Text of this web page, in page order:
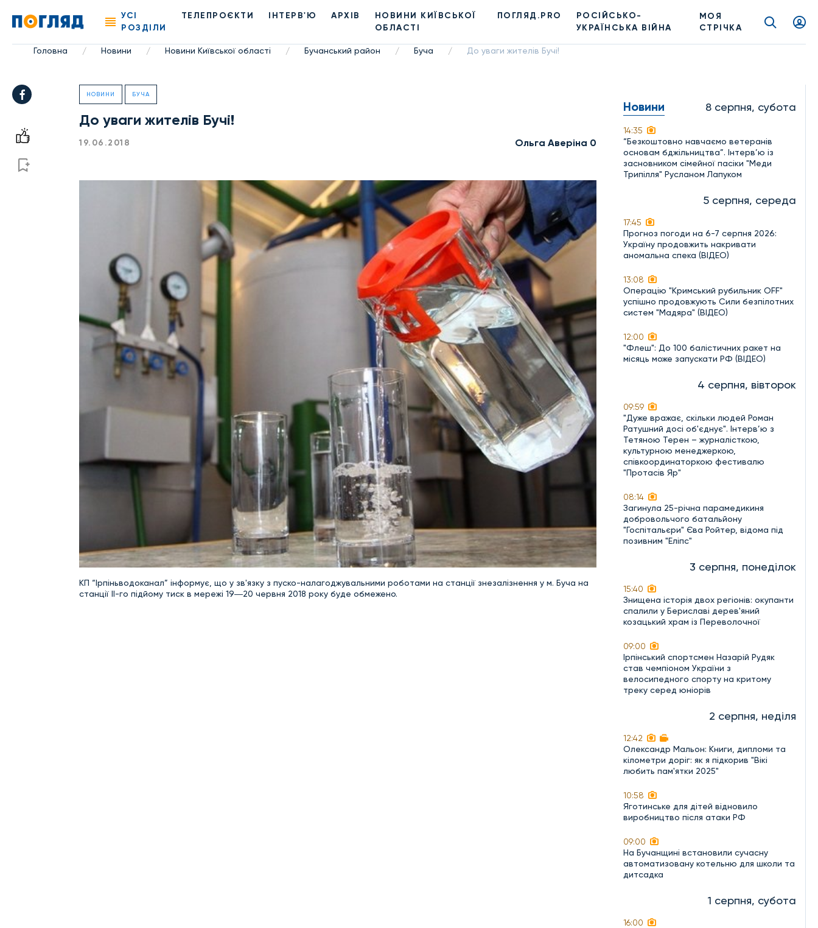
УСІ
РОЗДІЛИ
ТЕЛЕПРОЄКТИ ІНТЕРВ'Ю АРХІВ
НОВИНИ КИЇВСЬКОЇ
ОБЛАСТІ
ПОГЛЯД.PRO
РОСІЙСЬКО-
УКРАЇНСЬКА ВІЙНА
МОЯ
СТРІЧКА
Головна / Новини / Новини Київської області / Бучанський район / Буча / До уваги жителів Бучі!
НОВИНИ БУЧА
До уваги жителів Бучі!
19.06.2018 Ольга Аверіна 0
КП “Ірпіньводоканал” інформує, що у зв'язку з пуско-налагоджувальними роботами на станції знезалізнення у м. Буча на
станції ІІ-го підйому тиск в мережі 19―20 червня 2018 року буде обмежено.
Новини 8 серпня, субота
14:35
“Безкоштовно навчаємо ветеранів
основам бджільництва”. Інтерв’ю із
засновником сімейної пасіки "Меди
Трипілля" Русланом Лапуком
5 серпня, середа
17:45
Прогноз погоди на 6-7 серпня 2026:
Україну продовжить накривати
аномальна спека (ВІДЕО)
13:08
Операцію "Кримський рубильник OFF"
успішно продовжують Сили безпілотних
систем "Мадяра" (ВІДЕО)
12:00
"Флеш": До 100 балістичних ракет на
місяць може запускати РФ (ВІДЕО)
4 серпня, вівторок
09:59
"Дуже вражає, скільки людей Роман
Ратушний досі об'єднує". Інтерв’ю з
Тетяною Терен – журналісткою,
культурною менеджеркою,
співкоординаторкою фестивалю
"Протасів Яр"
08:14
Загинула 25-річна парамедикиня
добровольчого батальйону
"Госпітальєри" Єва Ройтер, відома під
позивним "Еліпс"
3 серпня, понеділок
15:40
Знищена історія двох регіонів: окупанти
спалили у Бериславі дерев'яний
козацький храм із Переволочної
09:00
Ірпінський спортсмен Назарій Рудяк
став чемпіоном України з
велосипедного спорту на критому
треку серед юніорів
2 серпня, неділя
12:42
Олександр Мальон: Книги, дипломи та
кілометри доріг: як я підкорив "Вікі
любить пам'ятки 2025"
10:58
Яготинське для дітей відновило
виробництво після атаки РФ
09:00
На Бучанщині встановили сучасну
автоматизовану котельню для школи та
дитсадка
1 серпня, субота
16:00